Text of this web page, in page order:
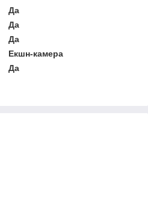
Да
Да
Да
Екшн-камера
Да